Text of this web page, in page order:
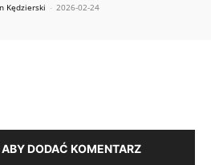
Kędzierski - 2026-02-24
DODAĆ KOMENTARZ